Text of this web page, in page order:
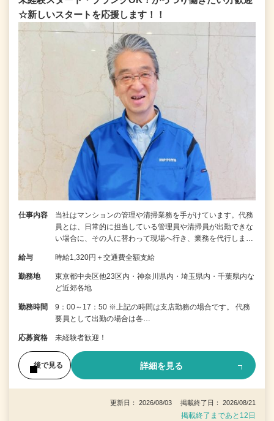
☆新しいスタートを応援します！！
仕事内容
当社はマンションの管理や清掃業務を手がけています。代務
員とは、日常的に担当している管理員や清掃員が出勤できな
い場合に、その人に替わって現場へ行き、業務を代行しま…
給与 時給1,320円＋交通費全額支給
勤務地
東京都中央区他23区内・神奈川県内・埼玉県内・千葉県内な
ど近郊各地
勤務時間
9：00～17：50 ※上記の時間は支店勤務の場合です。 代務
要員として出勤の場合は各…
応募資格 未経験者歓迎！
後で見る 詳細を見る
更新日： 2026/08/03 掲載終了日： 2026/08/21
掲載終了まであと12日